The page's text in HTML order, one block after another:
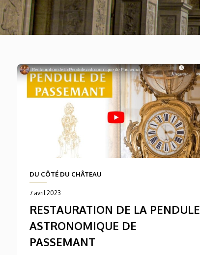
DU CÔTÉ DU CHÂTEAU
7 avril 2023
RESTAURATION DE LA PENDULE
ASTRONOMIQUE DE
PASSEMANT